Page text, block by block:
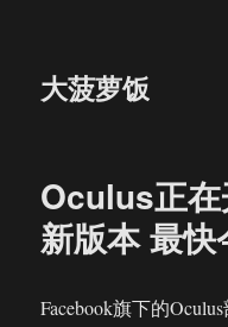
大菠萝饭
Oculus正
新版本 最
Facebook旗下的